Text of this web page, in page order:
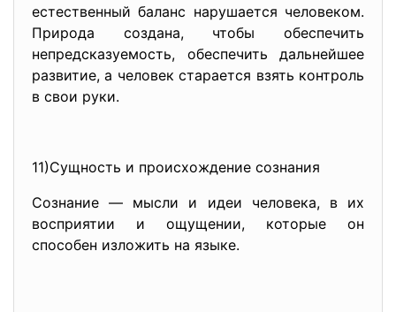
естественный баланс нарушается человеком.
Природа создана, чтобы обеспечить
непредсказуемость, обеспечить дальнейшее
развитие, а человек старается взять контроль
в свои руки.
11)Сущность и происхождение сознания
Сознание — мысли и идеи человека, в их
восприятии и ощущении, которые он
способен изложить на языке.